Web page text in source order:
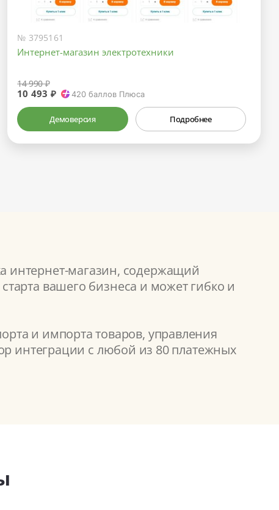
№ 3795161
Интернет-магазин электротехники
14 990 ₽
10 493 ₽ 420баллов Плюса
Демоверсия Подробнее
интернет-магазин, содержащий
вашего бизнеса и может гибко и
и импорта товаров, управления
интеграции с любой из 80 платежных